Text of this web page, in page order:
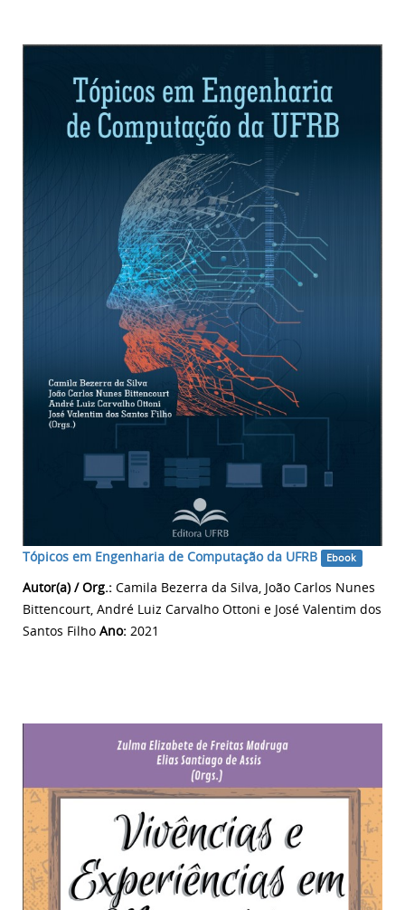
Tópicos em Engenharia de Computação da UFRB Ebook
Autor(a) / Org.: Camila Bezerra da Silva, João Carlos Nunes
Bittencourt, André Luiz Carvalho Ottoni e José Valentim dos
Santos Filho Ano: 2021